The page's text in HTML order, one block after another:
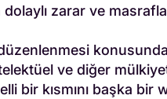
zarar ve
ve diğer
bir kısmını başka